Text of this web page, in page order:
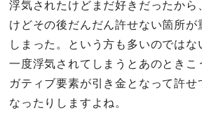
浮気されたけどまだ好きだったから
けどその後だんだん許せない箇所が
しまった。という方も多いのではな
一度浮気されてしまうとあのときこ
ガティブ要素が引き金となって許せ
なったりしますよね。